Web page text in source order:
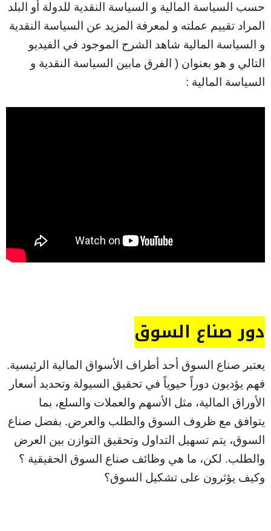
حسب السياسة المالية و السياسة النقدية للدولة أو البلد
المراد تقييم عملته و لمعرفة المزيد عن السياسة النقدية
و السياسة المالية شاهد الشرح الموجود في الفيديو
التالي و هو بعنوان ( الفرق مابين السياسة النقدية و
السياسة المالية :
دور صناع السوق
يعتبر صناع السوق أحد أطراف الأسواق المالية الرئيسية.
فهم يؤديون دوراً حيوياً في تحقيق السيولة وتحديد أسعار
الأوراق المالية، مثل الأسهم والعملات والسلع، بما
يتوافق مع ظروف السوق والطلب والعرض. بفضل صناع
السوق، يتم تسهيل التداول وتحقيق التوازن بين العرض
والطلب. لكن، ما هي وظائف صناع السوق الحقيقية ؟
وكيف يؤثرون على تشكيل السوق؟